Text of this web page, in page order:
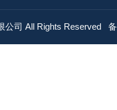
公司 All Rights Reserved